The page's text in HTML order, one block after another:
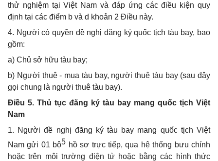
thử nghiệm tại Việt Nam và đáp ứng các điều kiện quy
định tại các điểm b và d khoản 2 Điều này.
4. Người có quyền đề nghị đăng ký quốc tịch tàu bay, bao
gồm:
a) Chủ sở hữu tàu bay;
b) Người thuê - mua tàu bay, người thuê tàu bay (sau đây
gọi chung là người thuê tàu bay).
Điều 5. Thủ tục đăng ký tàu bay mang quốc tịch Việt
Nam
1. Người đề nghị đăng ký tàu bay mang quốc tịch Việt
Nam gửi 01 bộ5 hồ sơ trực tiếp, qua hệ thống bưu chính
hoặc trên môi trường điện tử hoặc bằng các hình thức